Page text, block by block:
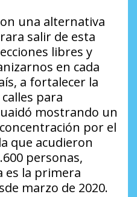
una alternativa
salir de esta
libres y
en cada
a fortalecer la
para
mostrando un
por el
que acudieron
personas,
es la primera
marzo de 2020.